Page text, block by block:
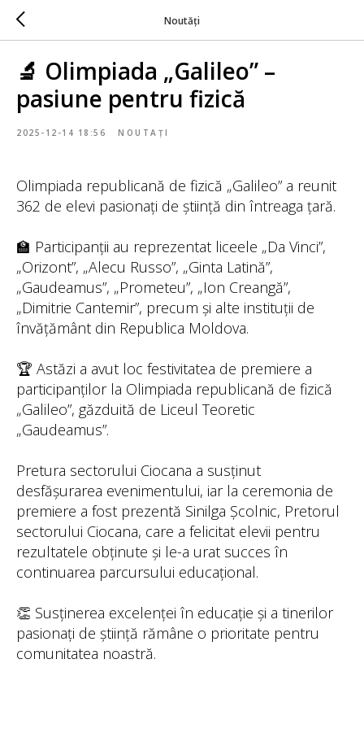
Noutăți
🔬 Olimpiada „Galileo” –
pasiune pentru fizică
2025-12-14 18:56 NOUTAȚI
Olimpiada republicană de fizică „Galileo” a reunit
362 de elevi pasionați de știință din întreaga țară.
🏫 Participanții au reprezentat liceele „Da Vinci”,
„Orizont”, „Alecu Russo”, „Ginta Latină”,
„Gaudeamus”, „Prometeu”, „Ion Creangă”,
„Dimitrie Cantemir”, precum și alte instituții de
învățământ din Republica Moldova.
🏆 Astăzi a avut loc festivitatea de premiere a
participanților la Olimpiada republicană de fizică
„Galileo”, găzduită de Liceul Teoretic
„Gaudeamus”.
Pretura sectorului Ciocana a susținut
desfășurarea evenimentului, iar la ceremonia de
premiere a fost prezentă Sinilga Școlnic, Pretorul
sectorului Ciocana, care a felicitat elevii pentru
rezultatele obținute și le-a urat succes în
continuarea parcursului educațional.
👏 Susținerea excelenței în educație și a tinerilor
pasionați de știință rămâne o prioritate pentru
comunitatea noastră.